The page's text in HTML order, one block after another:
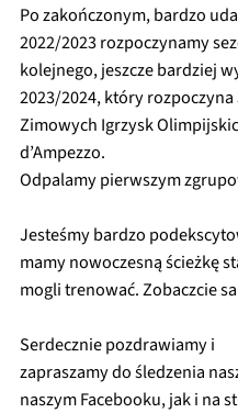
Po zakończonym, bardzo
2022/2023 rozpoczynamy
kolejnego, jeszcze bardziej
2023/2024, który
Zimowych Igrzysk
d’Ampezzo.
Odpalamy pierwszym
Jesteśmy bardzo
mamy nowoczesną ścieżkę
mogli trenować. Zobaczcie
Serdecznie pozdrawiamy i
zapraszamy do śledzenia
naszymFacebooku, jak i na